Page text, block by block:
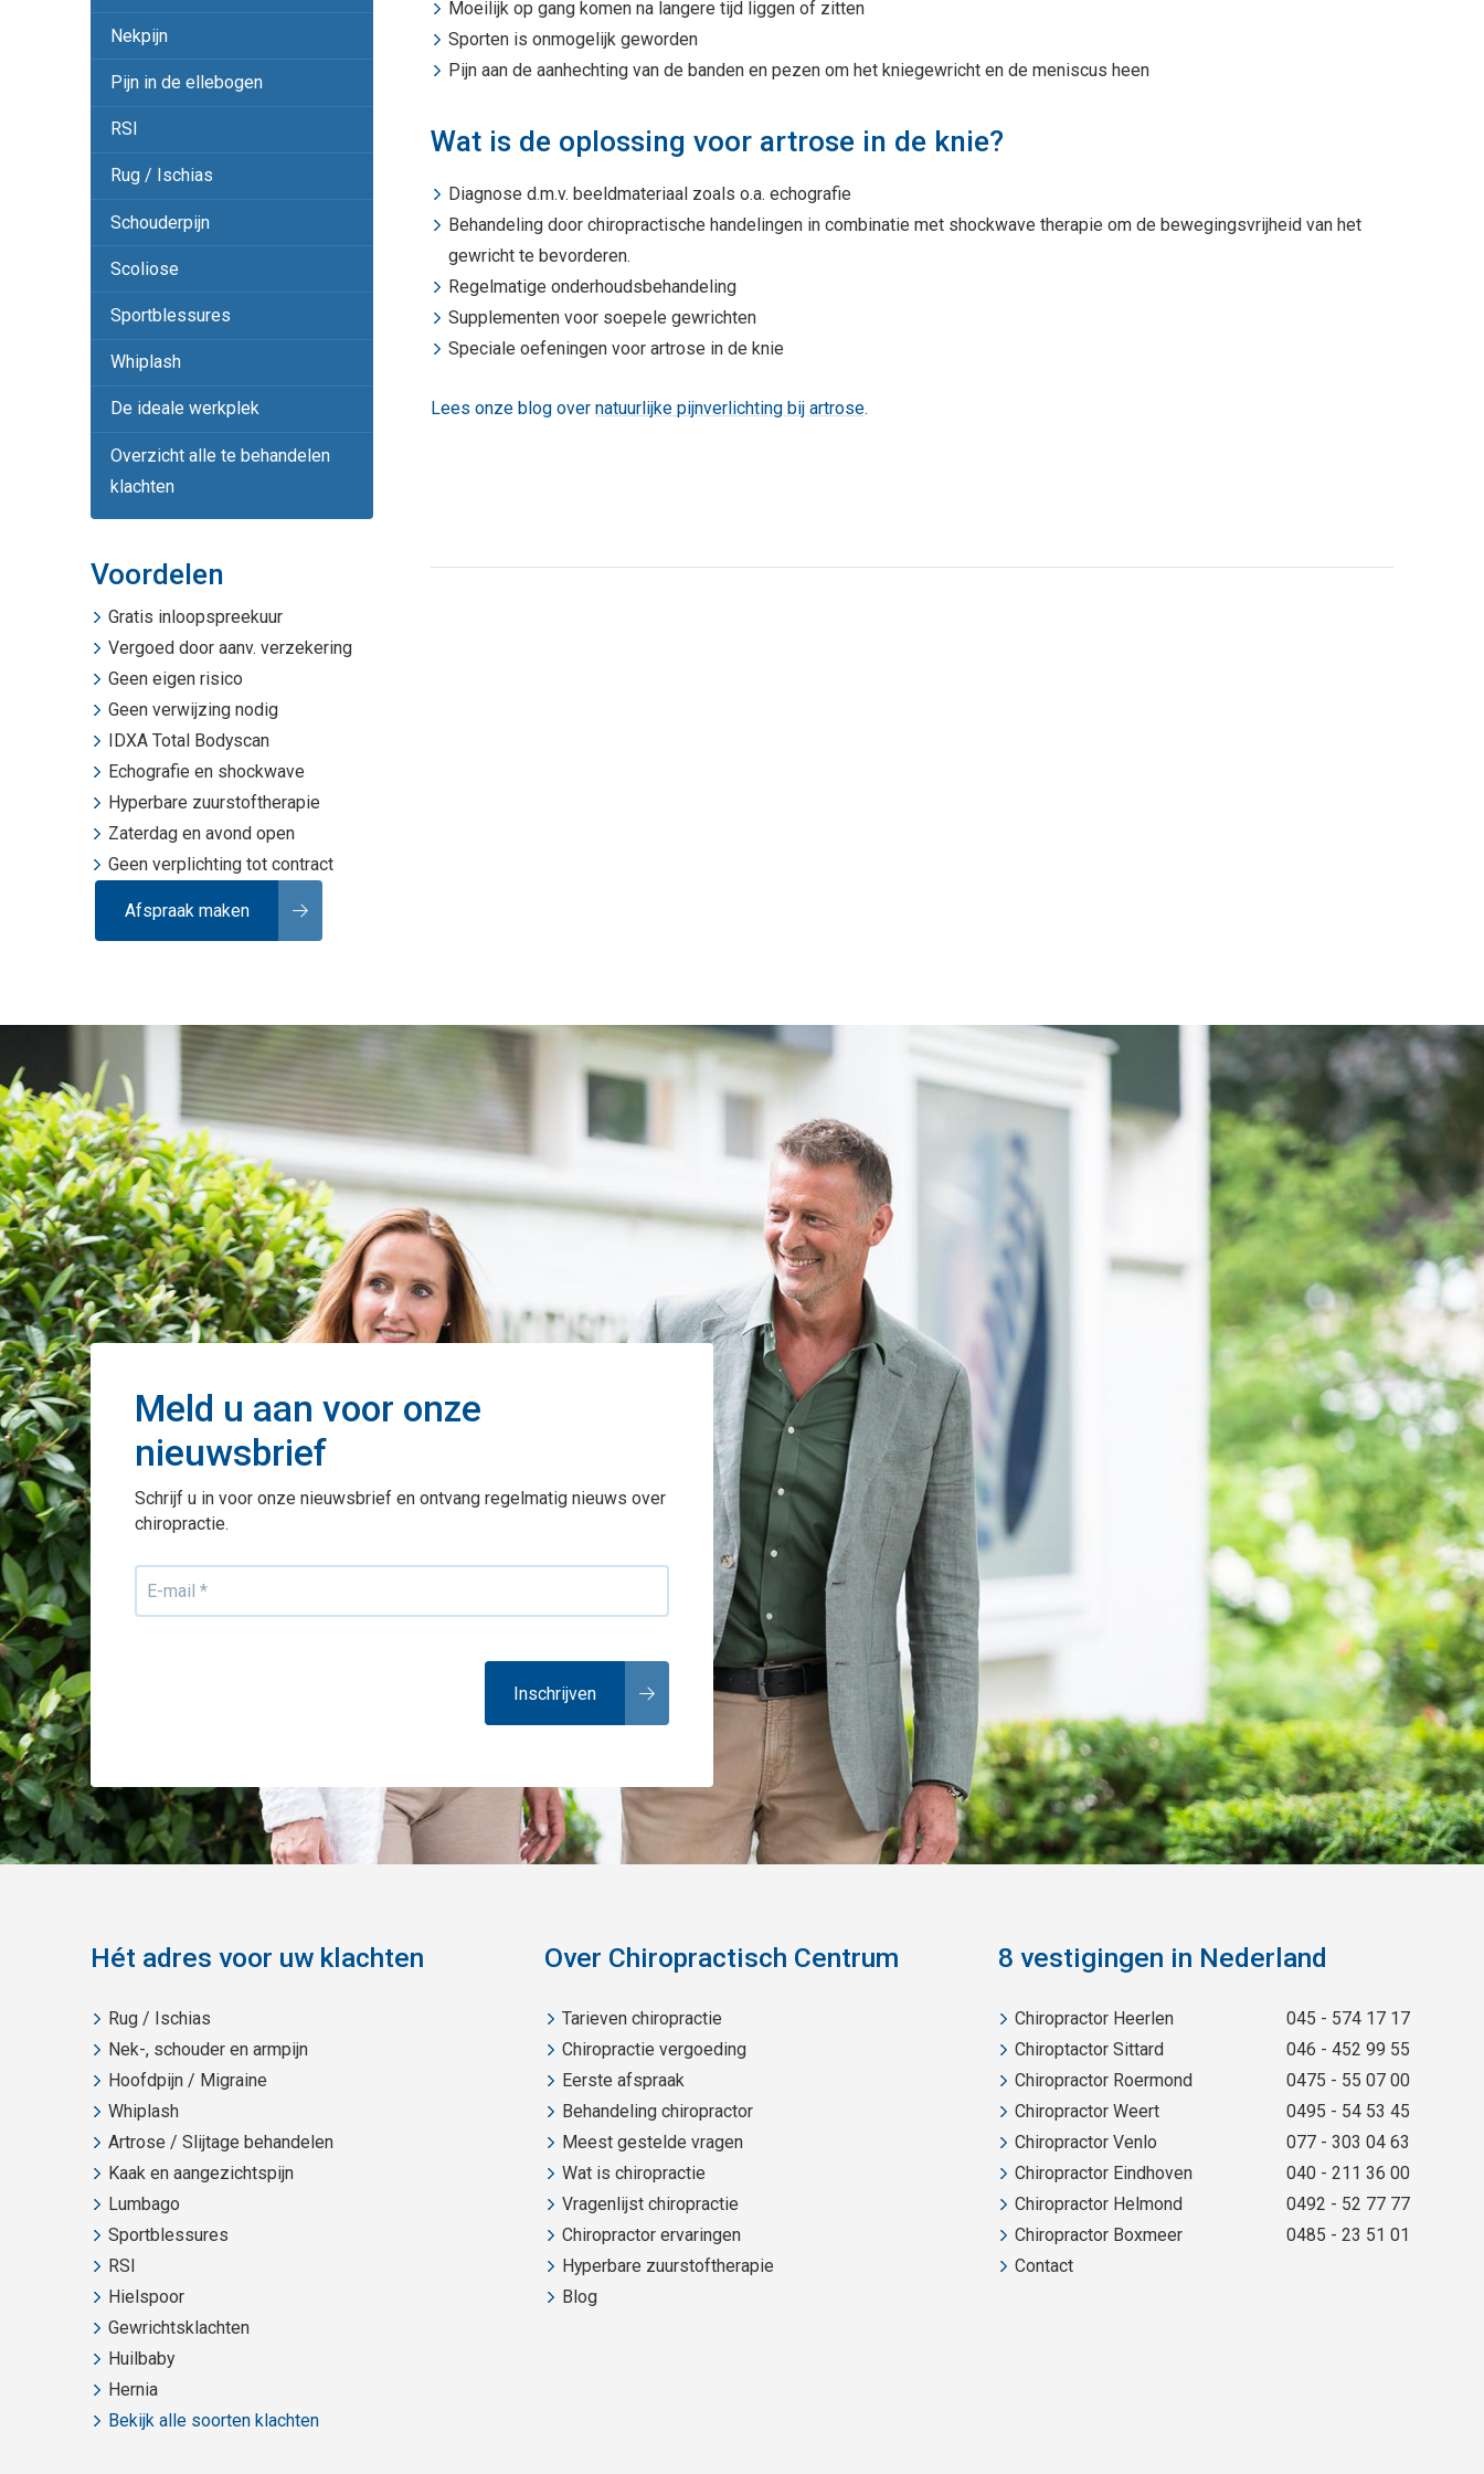
Nekpijn
Pijn in de ellebogen
RSI
Rug / Ischias
Schouderpijn
Scoliose
Sportblessures
Whiplash
De ideale werkplek
Overzicht alle te behandelen
klachten
Voordelen
Gratis inloopspreekuur
Vergoed door aanv. verzekering
Geen eigen risico
Geen verwijzing nodig
IDXA Total Bodyscan
Echografie en shockwave
Hyperbare zuurstoftherapie
Zaterdag en avond open
Geen verplichting tot contract
Afspraak maken
Moeilijk op gang komen na langere tijd liggen of zitten
Sporten is onmogelijk geworden
Pijn aan de aanhechting van de banden en pezen om het kniegewricht en de meniscus heen
Wat is de oplossing voor artrose in de knie?
Diagnose d.m.v. beeldmateriaal zoals o.a. echografie
Behandeling door chiropractische handelingen in combinatie met shockwave therapie om de bewegingsvrijheid van het
gewricht te bevorderen.
Regelmatige onderhoudsbehandeling
Supplementen voor soepele gewrichten
Speciale oefeningen voor artrose in de knie
Lees onze blog overnatuurlijke pijnverlichting bij artrose.
Meld u aan voor onze
nieuwsbrief
Schrijf u in voor onze nieuwsbrief en ontvang regelmatig nieuws over
chiropractie.
Hét adres voor uw klachten
Rug / Ischias
Nek-, schouder en armpijn
Hoofdpijn / Migraine
Whiplash
Artrose / Slijtage behandelen
Kaak en aangezichtspijn
Lumbago
Sportblessures
RSI
Hielspoor
Gewrichtsklachten
Huilbaby
Hernia
Bekijk alle soorten klachten
Over Chiropractisch Centrum
Tarieven chiropractie
Chiropractie vergoeding
Eerste afspraak
Behandeling chiropractor
Meest gestelde vragen
Wat is chiropractie
Vragenlijst chiropractie
Chiropractor ervaringen
Hyperbare zuurstoftherapie
Blog
8 vestigingen in Nederland
Chiropractor Heerlen
045 - 574 17 17
Chiroptactor Sittard
046 - 452 99 55
Chiropractor Roermond
0475 - 55 07 00
Chiropractor Weert
0495 - 54 53 45
Chiropractor Venlo
077 - 303 04 63
Chiropractor Eindhoven
040 - 211 36 00
Chiropractor Helmond
0492 - 52 77 77
Chiropractor Boxmeer
0485 - 23 51 01
Contact